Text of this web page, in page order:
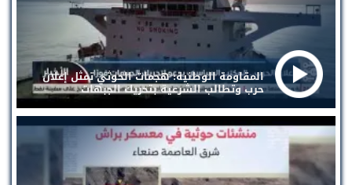
المقاومة الوطنية: هجمات الحوثي تمثل إعلان
حرب وتطالب الشرعية بتحريك الجبهات